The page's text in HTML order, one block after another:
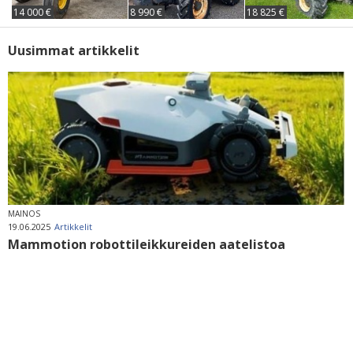
14 000 € 8 990 € 18 825 €
Uusimmat artikkelit
MAINOS
19.06.2025 Artikkelit
Mammotion robottileikkureiden aatelistoa